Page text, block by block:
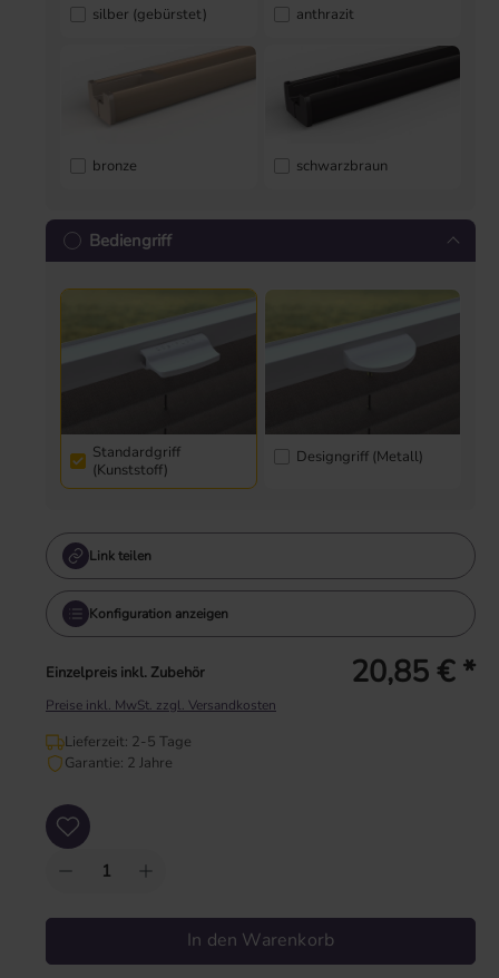
silber (gebürstet) anthrazit
bronze schwarzbraun
Bediengriff
Standardgriff
(Kunststoff)
Designgriff (Metall)
Link teilen
Konfiguration anzeigen
Einzelpreis inkl. Zubehör 20,85 € *
Preise inkl. MwSt. zzgl. Versandkosten
Lieferzeit: 2-5 Tage
Garantie: 2 Jahre
Produkt Anzahl: Gib den gewünschten Wert ein oder benutze die Schaltflächen
In den Warenkorb